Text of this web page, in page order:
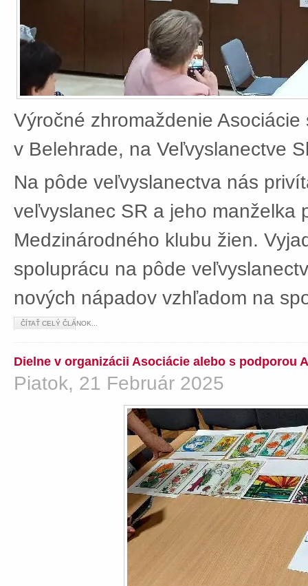
Výročné zhromaždenie
v Belehrade, na Veľvyslanectve
Na pôde veľvyslanectva nás
veľvyslanec SR a jeho manželka
Medzinárodného klubu žien.
spoluprácu na pôde
nových nápadov vzhľadom na
ČÍTAŤ CELÝ ČLÁNOK...
Dielne v organizácii Asociácie alebo s podporou
Piatok, 21 Február 2025